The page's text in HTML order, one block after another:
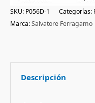
SKU: P056D-1 Categorías:
Marca:Salvatore Ferragamo
Descripción